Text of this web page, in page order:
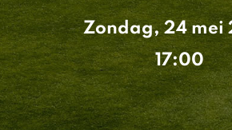
Zondag, 24 mei
17:00